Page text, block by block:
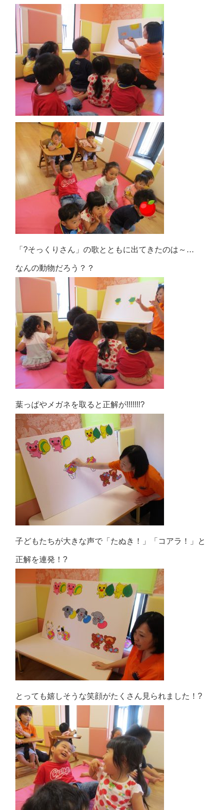
「?そっくりさん」の歌とともに出てきたのは～…
なんの動物だろう？？
葉っぱやメガネを取ると正解が!!!!!!!?
子どもたちが大きな声で「たぬき！」「コアラ！」と
正解を連発！?
とっても嬉しそうな笑顔がたくさん見られました！︎?